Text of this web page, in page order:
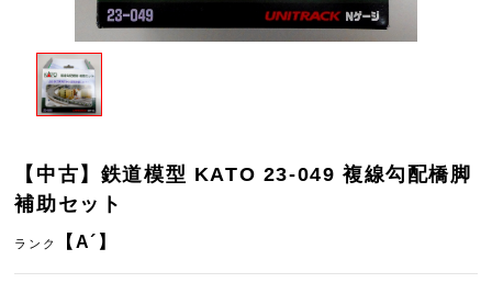
【中古】鉄道模型 KATO 23-049 複線勾配橋脚
補助セット
ランク 【A´】